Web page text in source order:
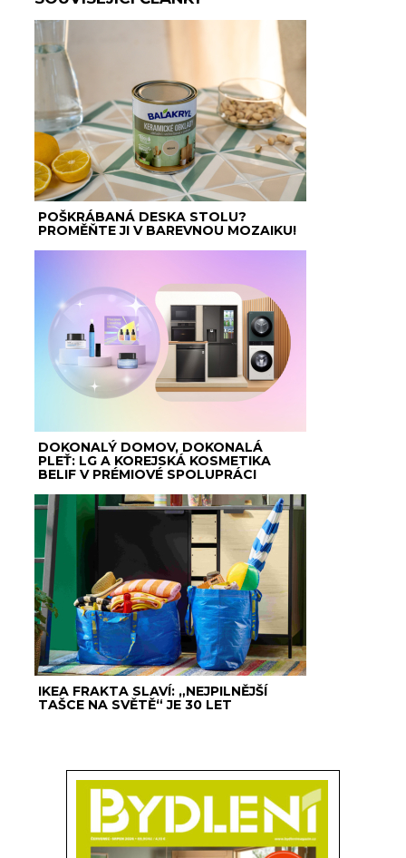
POŠKRÁBANÁ DESKA STOLU?
PROMĚŇTE JI V BAREVNOU MOZAIKU!
DOKONALÝ DOMOV, DOKONALÁ
PLEŤ: LG A KOREJSKÁ KOSMETIKA
BELIF V PRÉMIOVÉ SPOLUPRÁCI
IKEA FRAKTA SLAVÍ: „NEJPILNĚJŠÍ
TAŠCE NA SVĚTĚ“ JE 30 LET